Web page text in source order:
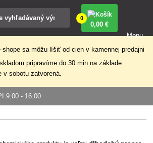
shope sa môžu líšiť od cien v kamennej predajni
pripravíme do 30 min na základe
v sobotu zatvorená.
9:00 - 16:00
0
0,00 €
Menu